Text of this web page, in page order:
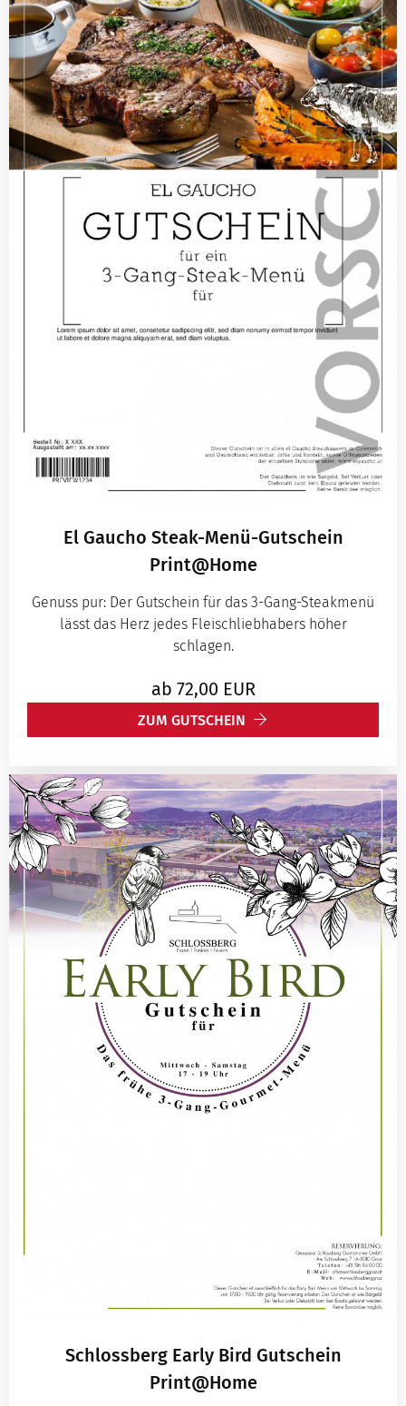
El Gaucho Steak-Menü-Gutschein
Print@Home
Genuss pur: Der Gutschein für das 3-Gang-Steakmenü
lässt das Herz jedes Fleischliebhabers höher
schlagen.
ab 72,00 EUR
ZUM GUTSCHEIN
Schlossberg Early Bird Gutschein
Print@Home